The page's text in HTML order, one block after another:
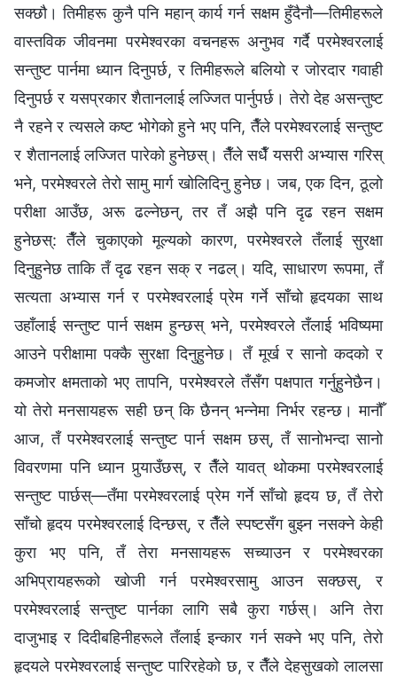
सक्छौ। तिमीहरू कुनै पनि महान् कार्य गर्न सक्षम हुँदैनौ—तिमीहरूले
वास्तविक जीवनमा परमेश्‍वरका वचनहरू अनुभव गर्दै परमेश्‍वरलाई
सन्तुष्ट पार्नमा ध्यान दिनुपर्छ, र तिमीहरूले बलियो र जोरदार गवाही
दिनुपर्छ र यसप्रकार शैतानलाई लज्जित पार्नुपर्छ। तेरो देह असन्तुष्ट
नै रहने र त्यसले कष्ट भोगेको हुने भए पनि, तैँले परमेश्‍वरलाई सन्तुष्ट
र शैतानलाई लज्जित पारेको हुनेछस्। तैँले सधैँ यसरी अभ्यास गरिस्
भने, परमेश्‍वरले तेरो सामु मार्ग खोलिदिनु हुनेछ। जब, एक दिन, ठूलो
परीक्षा आउँछ, अरू ढल्नेछन्, तर तँ अझै पनि दृढ रहन सक्षम
हुनेछस्: तैँले चुकाएको मूल्यको कारण, परमेश्‍वरले तँलाई सुरक्षा
दिनुहुनेछ ताकि तँ दृढ रहन सक् र नढल्। यदि, साधारण रूपमा, तँ
सत्यता अभ्यास गर्न र परमेश्‍वरलाई प्रेम गर्ने साँचो हृदयका साथ
उहाँलाई सन्तुष्ट पार्न सक्षम हुन्छस् भने, परमेश्‍वरले तँलाई भविष्यमा
आउने परीक्षामा पक्कै सुरक्षा दिनुहुनेछ। तँ मूर्ख र सानो कदको र
कमजोर क्षमताको भए तापनि, परमेश्‍वरले तँसँग पक्षपात गर्नुहुनेछैन।
यो तेरो मनसायहरू सही छन् कि छैनन् भन्‍नेमा निर्भर रहन्छ। मानौँ
आज, तँ परमेश्‍वरलाई सन्तुष्ट पार्न सक्षम छस्, तँ सानोभन्दा सानो
विवरणमा पनि ध्यान पुर्‍याउँछस्, र तैँले यावत् थोकमा परमेश्‍वरलाई
सन्तुष्ट पार्छस्—तँमा परमेश्‍वरलाई प्रेम गर्ने साँचो हृदय छ, तँ तेरो
साँचो हृदय परमेश्‍वरलाई दिन्छस्, र तैँले स्पष्टसँग बुझ्न नसक्ने केही
कुरा भए पनि, तँ तेरा मनसायहरू सच्याउन र परमेश्‍वरका
अभिप्रायहरूको खोजी गर्न परमेश्‍वरसामु आउन सक्छस्, र
परमेश्‍वरलाई सन्तुष्ट पार्नका लागि सबै कुरा गर्छस्। अनि तेरा
दाजुभाइ र दिदीबहिनीहरूले तँलाई इन्कार गर्न सक्‍ने भए पनि, तेरो
हृदयले परमेश्‍वरलाई सन्तुष्ट पारिरहेको छ, र तैँले देहसुखको लालसा